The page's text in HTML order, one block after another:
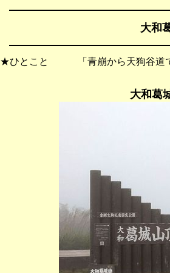
大和
★ひとこと 「青崩から天狗谷道で
大和葛